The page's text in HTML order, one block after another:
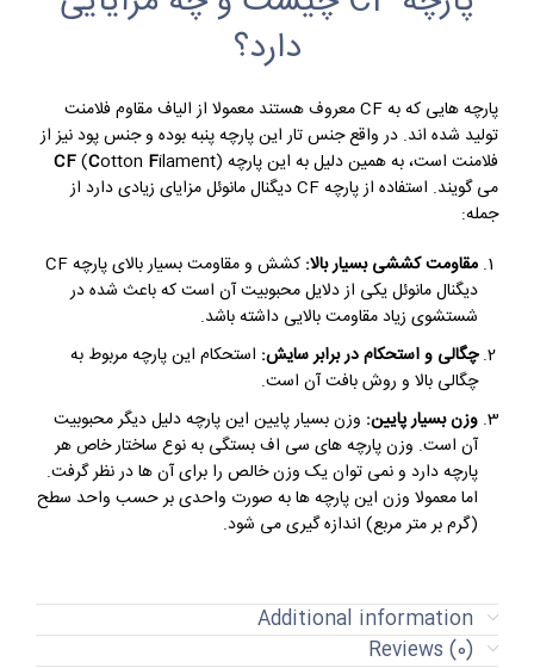
دارد؟
پارچه هایی که به CF معروف هستند معمولا از الیاف مقاوم فلامنت
تولید شده اند. در واقع جنس تار این پارچه پنبه بوده و جنس پود نیز از
فلامنت است، به همین دلیل به این پارچه
CF(Cotton Filament)
می گویند. استفاده از پارچه CF دیگنال مانوئل مزایای زیادی دارد از
جمله:
مقاومت کششی بسیار بالا:
کشش و مقاومت بسیار بالای پارچه CF
دیگنال مانوئل یکی از دلایل محبوبیت آن است که باعث شده در
شستشوی زیاد مقاومت بالایی داشته باشد.
چگالی و استحکام در برابر سایش: استحکام این پارچه مربوط به
چگالی بالا و روش بافت آن است.
وزن بسیار پایین: وزن بسیار پایین این پارچه دلیل دیگر محبوبیت
آن است. وزن پارچه های سی اف بستگی به نوع ساختار خاص هر
پارچه دارد و نمی توان یک وزن خالص را برای آن ها در نظر گرفت.
اما معمولا وزن این پارچه ها به صورت واحدی بر حسب واحد سطح
(گرم بر متر مربع) اندازه گیری می شود.
Additional information
Reviews (0)